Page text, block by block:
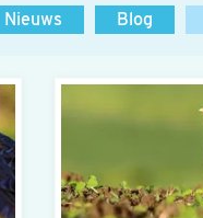
Nieuws Blog